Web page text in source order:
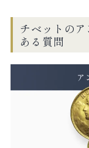
チベットの
ある質問